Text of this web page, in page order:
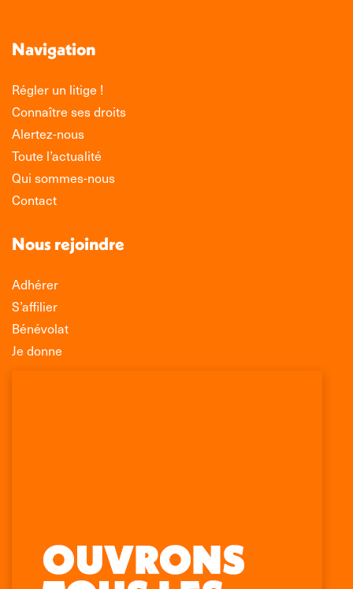
Navigation
Régler un litige !
Connaître ses droits
Alertez-nous
Toute l’actualité
Qui sommes-nous
Contact
Nous rejoindre
Adhérer
S’affilier
Bénévolat
Je donne
Retrouvez-nous sur :
La
La
La